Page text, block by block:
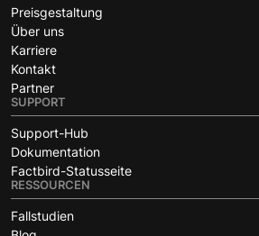
Preisgestaltung
Über uns
Karriere
Kontakt
Partner
SUPPORT
Support-Hub
Dokumentation
Factbird-Statusseite
RESSOURCEN
Fallstudien